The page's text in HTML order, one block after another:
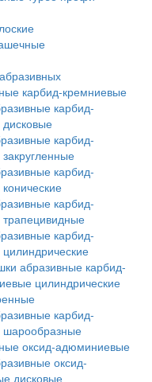
карбид-кремниевые
карбид-
карбид-
карбид-
карбид-
карбид-
абразивные карбид-
цилиндрические
карбид-
шарообразные
оксид-адюминиевые
оксид-
дисковые